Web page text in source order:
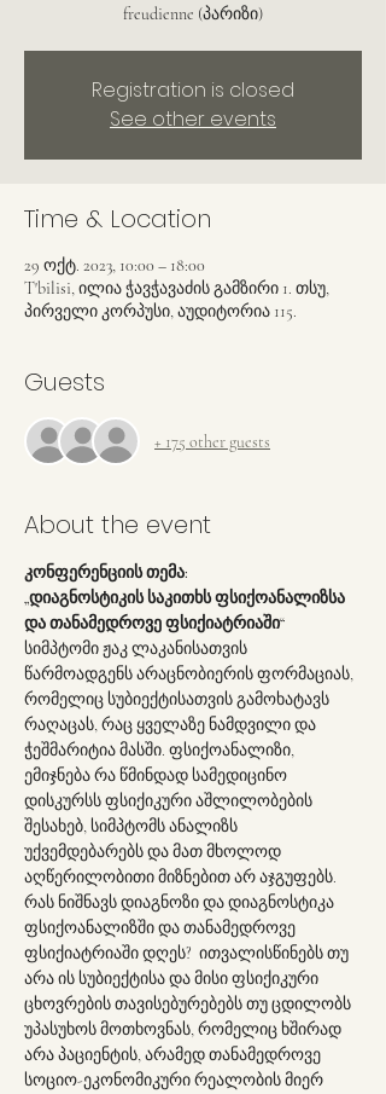
freudienne (პარიზი)
Registration is closed
See other events
Time & Location
29 ოქტ. 2023, 10:00 – 18:00
T'bilisi, ილია ჭავჭავაძის გამზირი 1. თსუ,
პირველი კორპუსი, აუდიტორია 115.
Guests
+ 175 other guests
About the event
კონფერენციის თემა:
„დიაგნოსტიკის საკითხს ფსიქოანალიზსა
და თანამედროვე ფსიქიატრიაში“
სიმპტომი ჟაკ ლაკანისათვის
წარმოადგენს არაცნობიერის ფორმაციას,
რომელიც სუბიექტისათვის გამოხატავს
რაღაცას, რაც ყველაზე ნამდვილი და
ჭეშმარიტია მასში. ფსიქოანალიზი,
ემიჯნება რა წმინდად სამედიცინო
დისკურსს ფსიქიკური აშლილობების
შესახებ, სიმპტომს ანალიზს
უქვემდებარებს და მათ მხოლოდ
აღწერილობითი მიზნებით არ აჯგუფებს.
რას ნიშნავს დიაგნოზი და დიაგნოსტიკა
ფსიქოანალიზში და თანამედროვე
ფსიქიატრიაში დღეს?  ითვალისწინებს თუ
არა ის სუბიექტისა და მისი ფსიქიკური
ცხოვრების თავისებურებებს თუ ცდილობს
უპასუხოს მოთხოვნას, რომელიც ხშირად
არა პაციენტის, არამედ თანამედროვე
სოციო-ეკონომიკური რეალობის მიერ